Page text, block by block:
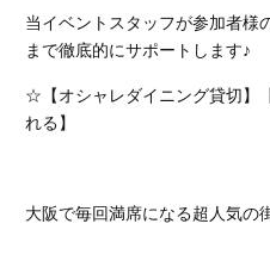
当イベントスタッフが参加者様
まで徹底的にサポートします♪
☆【オシャレダイニング貸切】
れる】
大阪で毎回満席になる超人気の